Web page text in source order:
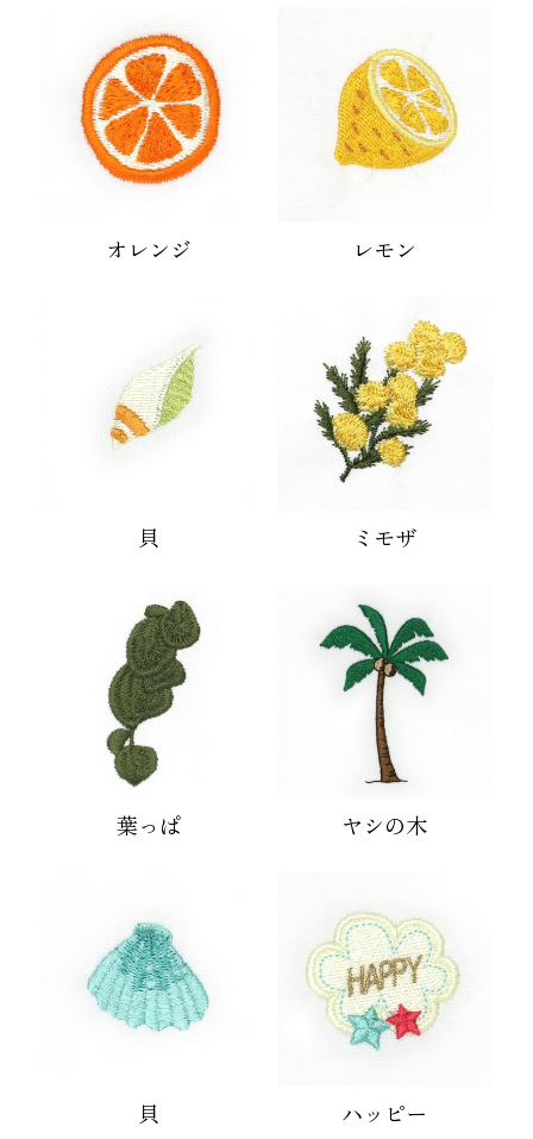
インテリア
オレンジ レモン
貝 ミモザ
葉っぱ ヤシの木
貝 ハッピー